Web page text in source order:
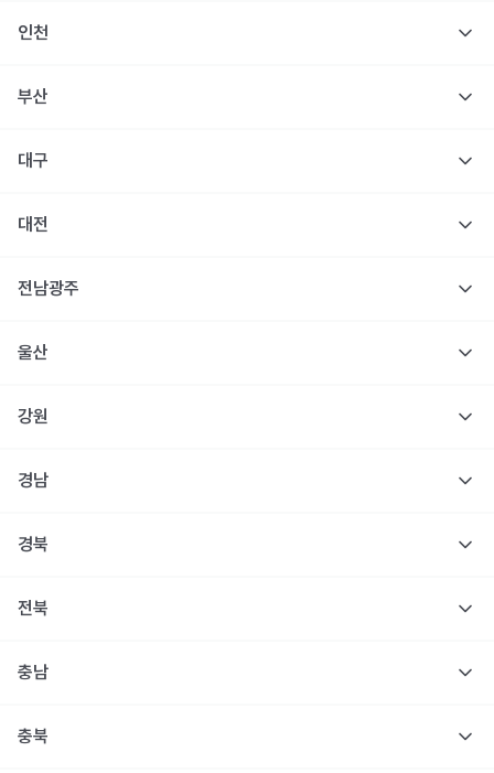
인천
부산
대구
대전
전남광주
울산
강원
경남
경북
전북
충남
충북